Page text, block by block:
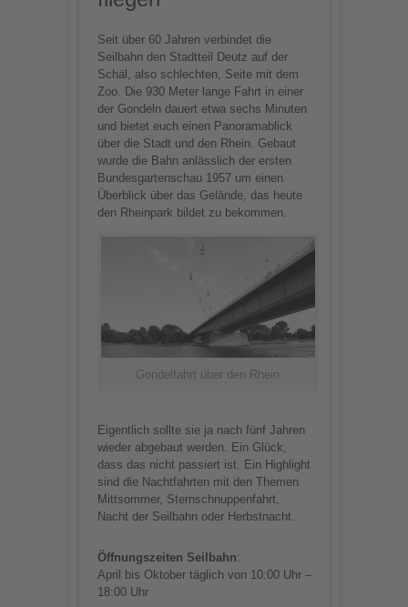
Seit über 60 Jahren verbindet die
Seilbahn den Stadtteil Deutz auf der
Schäl, also schlechten, Seite mit dem
Zoo. Die 930 Meter lange Fahrt in einer
der Gondeln dauert etwa sechs Minuten
und bietet euch einen Panoramablick
über die Stadt und den Rhein. Gebaut
wurde die Bahn anlässlich der ersten
Bundesgartenschau 1957 um einen
Überblick über das Gelände, das heute
den Rheinpark bildet zu bekommen.
Gondelfahrt über den Rhein
Eigentlich sollte sie ja nach fünf Jahren
wieder abgebaut werden. Ein Glück,
dass das nicht passiert ist. Ein Highlight
sind die Nachtfahrten mit den Themen
Mittsommer, Sternschnuppenfahrt,
Nacht der Seilbahn oder Herbstnacht.
Öffnungszeiten Seilbahn:
April bis Oktober täglich von 10:00 Uhr –
18:00 Uhr